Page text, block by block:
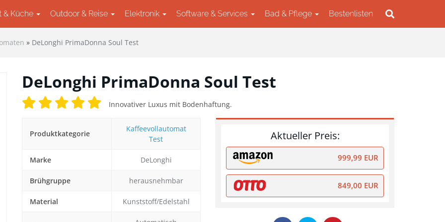
& Küche Outdoor & Reise Elektronik Software & Services Bad & Pflege Bestenlisten
» DeLonghi PrimaDonna Soul Test
DeLonghi PrimaDonna Soul Test
Innovativer Luxus mit Bodenhaftung.
Aktueller Preis:
999,99 EUR
849,00 EUR
Produktkategorie
Kaffeevollautomat
Test
Marke DeLonghi
Brühgruppe herausnehmbar
Material Kunststoff/Edelstahl